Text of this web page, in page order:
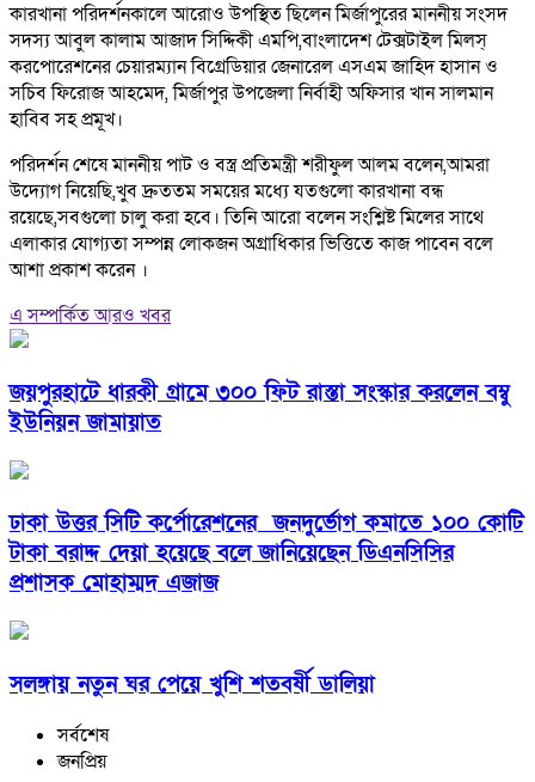
কারখানা পরিদর্শনকালে আরোও উপস্থিত ছিলেন মির্জাপুরের মাননীয় সংসদ
সদস্য আবুল কালাম আজাদ সিদ্দিকী এমপি,বাংলাদেশ টেক্সটাইল মিলস্
করপোরেশনের চেয়ারম্যান বিগ্রেডিয়ার জেনারেল এসএম জাহিদ হাসান ও
সচিব ফিরোজ আহমেদ, মির্জাপুর উপজেলা নির্বাহী অফিসার খান সালমান
হাবিব সহ প্রমূখ।
পরিদর্শন শেষে মাননীয় পাট ও বস্ত্র প্রতিমন্ত্রী শরীফুল আলম বলেন,আমরা
উদ্যোগ নিয়েছি,খুব দ্রুততম সময়ের মধ্যে যতগুলো কারখানা বন্ধ
রয়েছে,সবগুলো চালু করা হবে। তিনি আরো বলেন সংশ্লিষ্ট মিলের সাথে
এলাকার যোগ্যতা সম্পন্ন লোকজন অগ্রাধিকার ভিত্তিতে কাজ পাবেন বলে
আশা প্রকাশ করেন ।
এ সম্পর্কিত আরও খবর
জয়পুরহাটে ধারকী গ্রামে ৩০০ ফিট রাস্তা সংস্কার করলেন বম্বু
ইউনিয়ন জামায়াত
ঢাকা উত্তর সিটি কর্পোরেশনের জনদুর্ভোগ কমাতে ১০০ কোটি
টাকা বরাদ্দ দেয়া হয়েছে বলে জানিয়েছেন ডিএনসিসির
প্রশাসক মোহাম্মদ এজাজ
সলঙ্গায় নতুন ঘর পেয়ে খুশি শতবর্ষী ডালিয়া
সর্বশেষ
জনপ্রিয়